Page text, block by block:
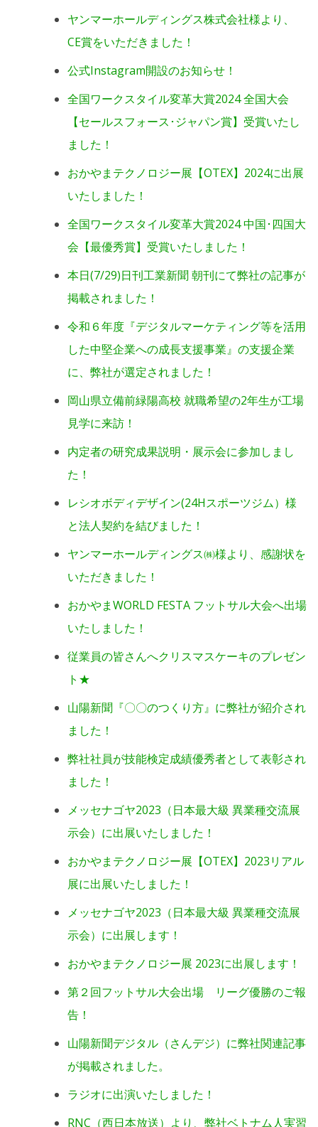
ヤンマーホールディングス株式会社様より、
CE賞をいただきました！
公式Instagram開設のお知らせ！
全国ワークスタイル変革大賞2024 全国大会
【セールスフォース･ジャパン賞】受賞いたし
ました！
おかやまテクノロジー展【OTEX】2024に出展
いたしました！
全国ワークスタイル変革大賞2024 中国･四国大
会【最優秀賞】受賞いたしました！
本日(7/29)日刊工業新聞 朝刊にて弊社の記事が
掲載されました！
令和６年度『デジタルマーケティング等を活用
した中堅企業への成長支援事業』の支援企業
に、弊社が選定されました！
岡山県立備前緑陽高校 就職希望の2年生が工場
見学に来訪！
内定者の研究成果説明・展示会に参加しまし
た！
レシオボディデザイン(24Hスポーツジム）様
と法人契約を結びました！
ヤンマーホールディングス㈱様より、感謝状を
いただきました！
おかやまWORLD FESTA フットサル大会へ出場
いたしました！
従業員の皆さんへクリスマスケーキのプレゼン
ト★
山陽新聞『〇〇のつくり方』に弊社が紹介され
ました！
弊社社員が技能検定成績優秀者として表彰され
ました！
メッセナゴヤ2023（日本最大級 異業種交流展
示会）に出展いたしました！
おかやまテクノロジー展【OTEX】2023リアル
展に出展いたしました！
メッセナゴヤ2023（日本最大級 異業種交流展
示会）に出展します！
おかやまテクノロジー展 2023に出展します！
第２回フットサル大会出場 リーグ優勝のご報
告！
山陽新聞デジタル（さんデジ）に弊社関連記事
が掲載されました。
ラジオに出演いたしました！
RNC（西日本放送）より、弊社ベトナム人実習